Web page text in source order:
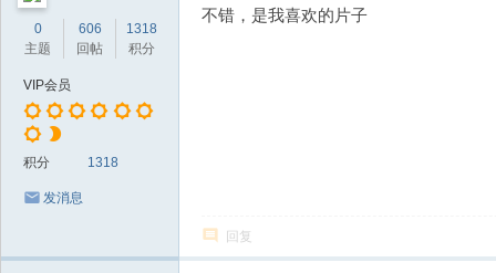
0
主题
606
回帖
1318
积分
VIP会员
积分 1318
发消息
不错，是我喜欢的片子
回复